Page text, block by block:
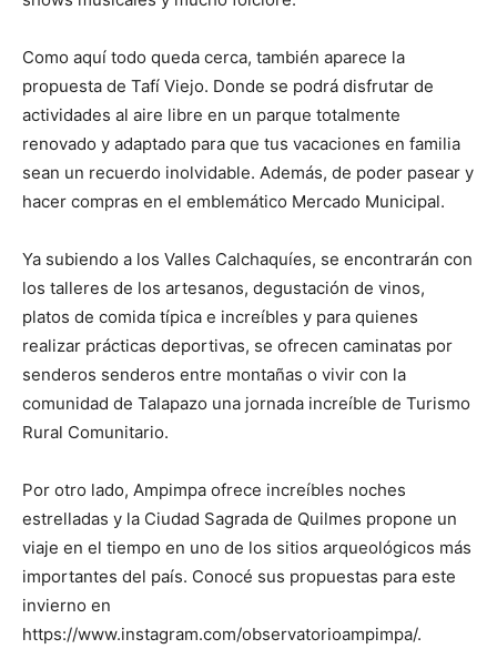
Como aquí todo queda cerca, también aparece la
propuesta de Tafí Viejo. Donde se podrá disfrutar de
actividades al aire libre en un parque totalmente
renovado y adaptado para que tus vacaciones en familia
sean un recuerdo inolvidable. Además, de poder pasear y
hacer compras en el emblemático Mercado Municipal.
Ya subiendo a los Valles Calchaquíes, se encontrarán con
los talleres de los artesanos, degustación de vinos,
platos de comida típica e increíbles y para quienes
realizar prácticas deportivas, se ofrecen caminatas por
senderos senderos entre montañas o vivir con la
comunidad de Talapazo una jornada increíble de Turismo
Rural Comunitario.
Por otro lado, Ampimpa ofrece increíbles noches
estrelladas y la Ciudad Sagrada de Quilmes propone un
viaje en el tiempo en uno de los sitios arqueológicos más
importantes del país. Conocé sus propuestas para este
invierno en
https://www.instagram.com/observatorioampimpa/.